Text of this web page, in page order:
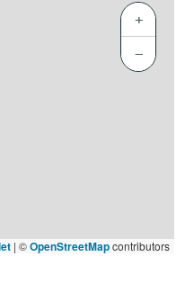
+
−
| ©OpenStreetMapcontributors